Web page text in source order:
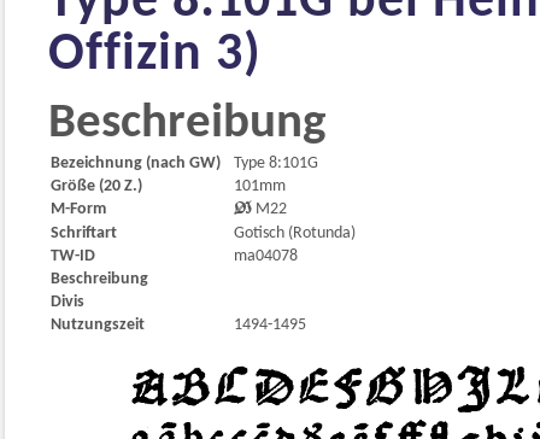
Offizin 3)
Beschreibung
Bezeichnung (nach GW)
Type 8:101G
Größe (20 Z.)
101mm
M-Form
 M22
Schriftart
Gotisch (Rotunda)
TW-ID
ma04078
Beschreibung
Divis
Nutzungszeit
1494-1495